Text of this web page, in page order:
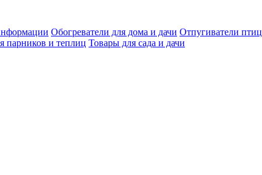
Обогреватели для дома и дачи Отпугиватели птиц
парников и теплиц Товары для сада и дачи